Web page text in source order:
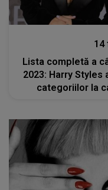
14
Lista completă a
2023: Harry
categoriilor la